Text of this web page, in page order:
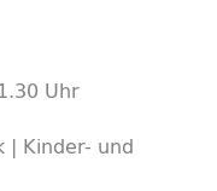
Uhr
| Kinder- und